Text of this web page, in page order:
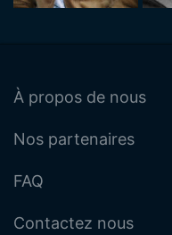
À propos de nous
Nos partenaires
FAQ
Contactez nous